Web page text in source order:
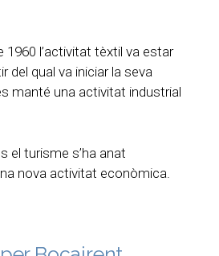
1960 l’activitat tèxtil va estar
del qual va iniciar la seva
manté una activitat industrial
el turisme s’ha anat
nova activitat econòmica.